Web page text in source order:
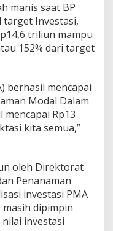
manis saat BP
target Investasi,
triliun mampu
152% dari target
berhasil mencapai
Modal Dalam
Rp13
kita semua,”
oleh Direktorat
Penanaman
investasi PMA
dipimpin
investasi